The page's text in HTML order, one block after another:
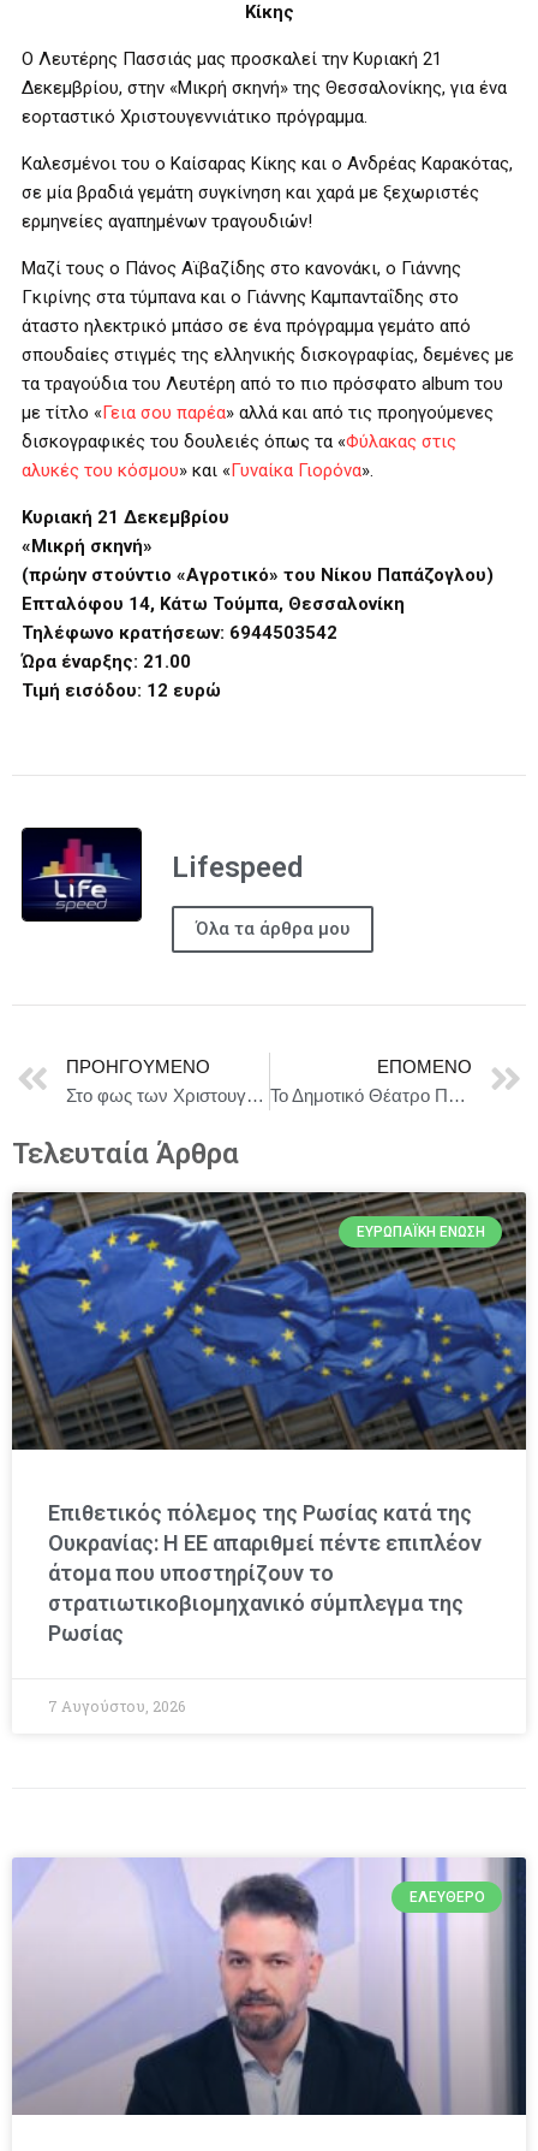
Κίκης
Ο Λευτέρης Πασσιάς μας προσκαλεί την Κυριακή 21
Δεκεμβρίου, στην «Μικρή σκηνή» της Θεσσαλονίκης, για ένα
εορταστικό Χριστουγεννιάτικο πρόγραμμα.
Καλεσμένοι του ο Καίσαρας Κίκης και ο Ανδρέας Καρακότας,
σε μία βραδιά γεμάτη συγκίνηση και χαρά με ξεχωριστές
ερμηνείες αγαπημένων τραγουδιών!
Μαζί τους ο Πάνος Αϊβαζίδης στο κανονάκι, ο Γιάννης
Γκιρίνης στα τύμπανα και ο Γιάννης Καμπανταΐδης στο
άταστο ηλεκτρικό μπάσο σε ένα πρόγραμμα γεμάτο από
σπουδαίες στιγμές της ελληνικής δισκογραφίας, δεμένες με
τα τραγούδια του Λευτέρη από το πιο πρόσφατο album του
με τίτλο «Γεια σου παρέα» αλλά και από τις προηγούμενες
δισκογραφικές του δουλειές όπως τα «Φύλακας στις
αλυκές του κόσμου» και «Γυναίκα Γιορόνα».
Κυριακή 21 Δεκεμβρίου
«Μικρή σκηνή»
(πρώην στούντιο «Αγροτικό» του Νίκου Παπάζογλου)
Επταλόφου 14, Κάτω Τούμπα, Θεσσαλονίκη
Τηλέφωνο κρατήσεων: 6944503542
Ώρα έναρξης: 21.00
Τιμή εισόδου: 12 ευρώ
Lifespeed
Όλα τα άρθρα μου
ΠΡΟΗΓΟΎΜΕΝΟ
Στο φως των Χριστουγέννων ας θυμηθούμε τους άνθρωπους που έζησαν τον χρόνο… (γράφει η δημοσιογράφος Μαργαρίτα Ικαρίου)
ΕΠΌΜΕΝΟ
Το Δημοτικό Θέατρο Πειραιά παρουσιάζει για πρώτη φορά το έργο του Νάνου Βαλαωρίτη ‘ΤΟ ΞΕΝΟΔΟΧΕΙΟ Η ΝΥΧΤΑ ΠΟΥ ΠΕΦΤΕΙ’
Τελευταία Άρθρα
ΕΥΡΩΠΑΪΚΉ ΈΝΩΣΗ
Επιθετικός πόλεμος της Ρωσίας κατά της
Ουκρανίας: Η ΕΕ απαριθμεί πέντε επιπλέον
άτομα που υποστηρίζουν το
στρατιωτικοβιομηχανικό σύμπλεγμα της
Ρωσίας
7 Αυγούστου, 2026
ΕΛΕΎΘΕΡΟ